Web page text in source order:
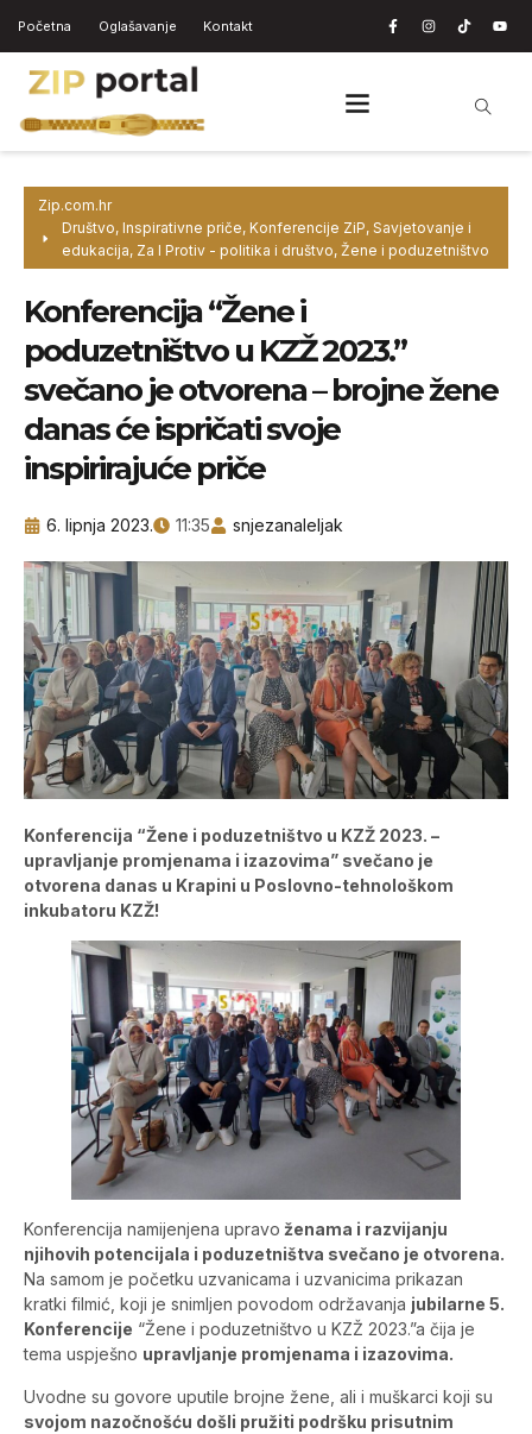
Početna Oglašavanje Kontakt
Zip.com.hr
Društvo, Inspirativne priče, Konferencije ZiP, Savjetovanje i
edukacija, Za I Protiv - politika i društvo, Žene i poduzetništvo
Konferencija “Žene i
poduzetništvo u KZŽ 2023.”
svečano je otvorena – brojne žene
danas će ispričati svoje
inspirirajuće priče
6. lipnja 2023. 11:35 snjezanaleljak
Konferencija “Žene i poduzetništvo u KZŽ 2023. –
upravljanje promjenama i izazovima” svečano je
otvorena danas u Krapini u Poslovno-tehnološkom
inkubatoru KZŽ!
Konferencija namijenjena upravo ženama i razvijanju
njihovih potencijala i poduzetništva svečano je otvorena.
Na samom je početku uzvanicama i uzvanicima prikazan
kratki filmić, koji je snimljen povodom održavanja jubilarne 5.
Konferencije “Žene i poduzetništvo u KZŽ 2023.”a čija je
tema uspješno upravljanje promjenama i izazovima.
Uvodne su govore uputile brojne žene, ali i muškarci koji su
svojom nazočnošću došli pružiti podršku prisutnim